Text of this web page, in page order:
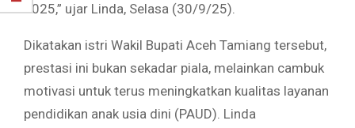
2025,” ujar Linda, Selasa (30/9/25).
Dikatakan istri Wakil Bupati Aceh Tamiang tersebut,
prestasi ini bukan sekadar piala, melainkan cambuk
motivasi untuk terus meningkatkan kualitas layanan
pendidikan anak usia dini (PAUD). Linda